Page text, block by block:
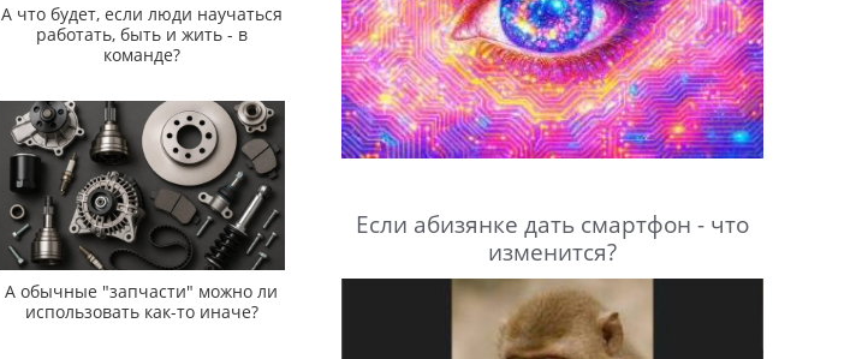
А что будет, если люди научаться
работать, быть и жить - в
команде?
А обычные "запчасти" можно ли
использовать как-то иначе?
Если абизянке дать смартфон - что
изменится?